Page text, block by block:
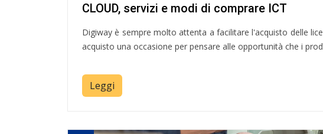
CLOUD, servizi e modi di comprare ICT
Digiway è sempre molto attenta a facilitare l'acquisto delle
acquisto una occasione per pensare alle opportunità che i
Leggi